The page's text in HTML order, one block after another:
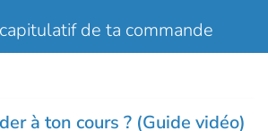
de ta commande
à ton cours ? (Guide vidéo)